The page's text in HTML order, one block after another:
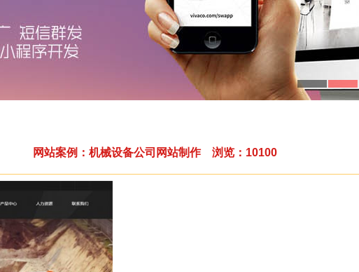
网站案例：机械设备公司网站制作 浏览：10100